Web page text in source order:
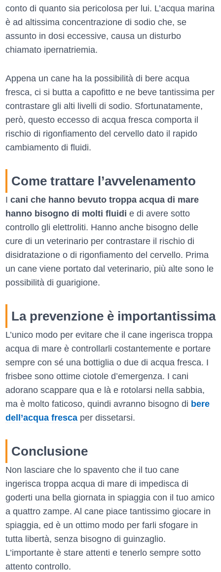
conto di quanto sia pericolosa per lui. L’acqua marina
è ad altissima concentrazione di sodio che, se
assunto in dosi eccessive, causa un disturbo
chiamato ipernatriemia.
Appena un cane ha la possibilità di bere acqua
fresca, ci si butta a capofitto e ne beve tantissima per
contrastare gli alti livelli di sodio. Sfortunatamente,
però, questo eccesso di acqua fresca comporta il
rischio di rigonfiamento del cervello dato il rapido
cambiamento di fluidi.
Come trattare l’avvelenamento
I cani che hanno bevuto troppa acqua di mare
hanno bisogno di molti fluidi e di avere sotto
controllo gli elettroliti. Hanno anche bisogno delle
cure di un veterinario per contrastare il rischio di
disidratazione o di rigonfiamento del cervello. Prima
un cane viene portato dal veterinario, più alte sono le
possibilità di guarigione.
La prevenzione è importantissima
L’unico modo per evitare che il cane ingerisca troppa
acqua di mare è controllarli costantemente e portare
sempre con sé una bottiglia o due di acqua fresca. I
frisbee sono ottime ciotole d’emergenza. I cani
adorano scappare qua e là e rotolarsi nella sabbia,
ma è molto faticoso, quindi avranno bisogno di bere
dell’acqua fresca per dissetarsi.
Conclusione
Non lasciare che lo spavento che il tuo cane
ingerisca troppa acqua di mare di impedisca di
goderti una bella giornata in spiaggia con il tuo amico
a quattro zampe. Al cane piace tantissimo giocare in
spiaggia, ed è un ottimo modo per farli sfogare in
tutta libertà, senza bisogno di guinzaglio.
L’importante è stare attenti e tenerlo sempre sotto
attento controllo.